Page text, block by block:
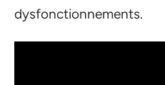
dysfonctionnements.